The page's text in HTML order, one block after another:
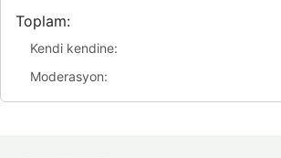
Toplam:
Kendi kendine:
Moderasyon: